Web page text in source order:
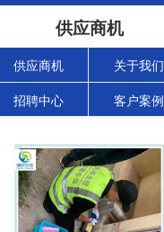
供应商机
供应商机 关于我们
招聘中心 客户案例